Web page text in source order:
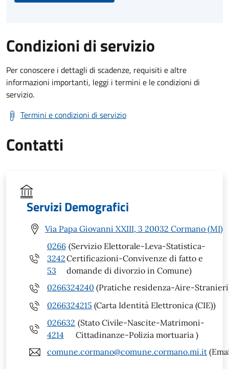
Condizioni di servizio
Per conoscere i dettagli di scadenze, requisiti e altre
informazioni importanti, leggi i termini e le condizioni di
servizio.
Termini e condizioni di servizio
Contatti
Servizi Demografici
Via Papa Giovanni XXIII, 3 20032 Cormano (MI)
0266
3242
53
(Servizio Elettorale-Leva-Statistica-
Certificazioni-Convivenze di fatto e
domande di divorzio in Comune)
0266324240 (Pratiche residenza-Aire-
0266324215 (Carta Identità Elettronica (CIE))
026632
4214
(Stato Civile-Nascite-Matrimoni-
Cittadinanze-Polizia mortuaria )
comune.cormano@comune.cormano.mi.it